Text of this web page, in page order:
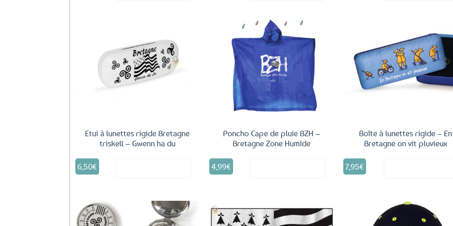
Ajouter
Etui à lunettes rigide Bretagne
triskell – Gwenn ha du
6,50€
favoris
Poncho Cape de pluie BZH –
Bretagne Zone Humide
4,99€
aux
Boîte à lunettes rigide – En
Bretagne on vit pluvieux
7,95€